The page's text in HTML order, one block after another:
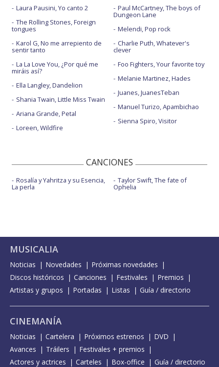
Laura Pausini, Yo canto 2
The Rolling Stones, Foreign
tongues
Karol G, No me arrepiento de
sentir tanto
La La Love You, ¿Por qué me
miráis así?
Ella Langley, Dandelion
Shania Twain, Little Miss Twain
Ariana Grande, Petal
Loreen, Wildfire
Paul McCartney, The boys of
Dungeon Lane
Melendi, Pop rock
Charlie Puth, Whatever's
clever
Foo Fighters, Your favorite toy
Melanie Martinez, Hades
Juanes, JuanesTeban
Manuel Turizo, Apambichao
Sienna Spiro, Visitor
CANCIONES
Rosalía y Yahritza y su Esencia,
La perla
Taylor Swift, The fate of
Ophelia
MUSICALIA
Noticias Novedades
Próximas novedades
Discos históricos
Canciones Festivales
Premios
Artistas y grupos
Portadas Listas Guía / directorio
CINEMANÍA
Noticias Cartelera Próximos estrenos
DVD
Avances
Tráilers
Festivales + premios
Actores y actrices
Carteles Box-office Guía / directorio